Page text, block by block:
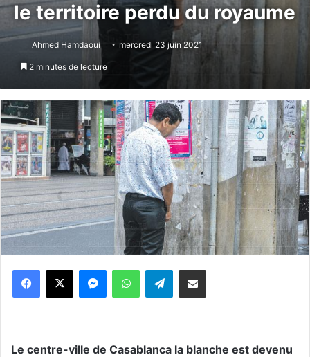
le territoire perdu du royaume
Ahmed Hamdaoui mercredi 23 juin 2021
2 minutes de lecture
WhatsApp Telegram
Le centre-ville de Casablanca la blanche est devenu